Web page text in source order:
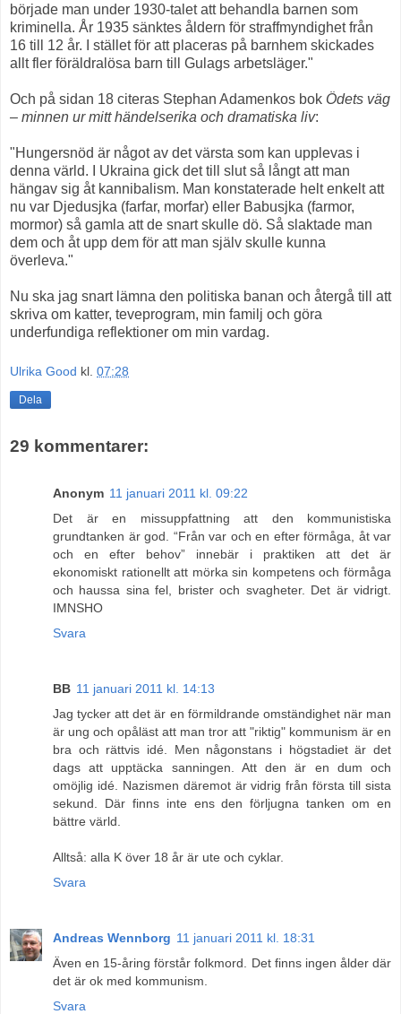
började man under 1930-talet att behandla barnen som
kriminella. År 1935 sänktes åldern för straffmyndighet från
16 till 12 år. I stället för att placeras på barnhem skickades
allt fler föräldralösa barn till Gulags arbetsläger."
Och på sidan 18 citeras Stephan Adamenkos bok Ödets väg
– minnen ur mitt händelserika och dramatiska liv:
"Hungersnöd är något av det värsta som kan upplevas i
denna värld. I Ukraina gick det till slut så långt att man
hängav sig åt kannibalism. Man konstaterade helt enkelt att
nu var Djedusjka (farfar, morfar) eller Babusjka (farmor,
mormor) så gamla att de snart skulle dö. Så slaktade man
dem och åt upp dem för att man själv skulle kunna
överleva."
Nu ska jag snart lämna den politiska banan och återgå till att
skriva om katter, teveprogram, min familj och göra
underfundiga reflektioner om min vardag.
Ulrika Good kl. 07:28
Dela
29 kommentarer:
Anonym 11 januari 2011 kl. 09:22
Det är en missuppfattning att den kommunistiska
grundtanken är god. “Från var och en efter förmåga, åt var
och en efter behov” innebär i praktiken att det är
ekonomiskt rationellt att mörka sin kompetens och förmåga
och haussa sina fel, brister och svagheter. Det är vidrigt.
IMNSHO
Svara
BB 11 januari 2011 kl. 14:13
Jag tycker att det är en förmildrande omständighet när man
är ung och opåläst att man tror att "riktig" kommunism är en
bra och rättvis idé. Men någonstans i högstadiet är det
dags att upptäcka sanningen. Att den är en dum och
omöjlig idé. Nazismen däremot är vidrig från första till sista
sekund. Där finns inte ens den förljugna tanken om en
bättre värld.
Alltså: alla K över 18 år är ute och cyklar.
Svara
Andreas Wennborg 11 januari 2011 kl. 18:31
Även en 15-åring förstår folkmord. Det finns ingen ålder där
det är ok med kommunism.
Svara